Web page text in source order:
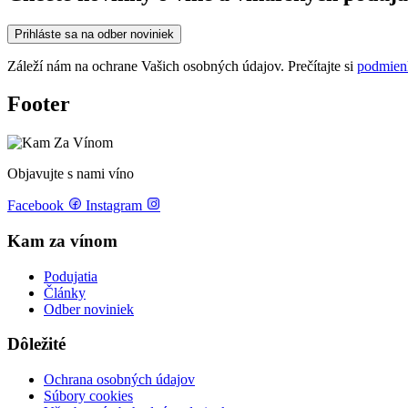
Prihláste sa na odber noviniek
Záleží nám na ochrane Vašich osobných údajov. Prečítajte si
Footer
Objavujte s nami víno
Facebook Instagram
Kam za vínom
Podujatia
Články
Odber noviniek
Dôležité
Ochrana osobných údajov
Súbory cookies